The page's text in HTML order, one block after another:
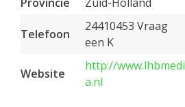
Telefoon
24410453 Vraag
een K
Website
http://www.lhbmedi
a.nl